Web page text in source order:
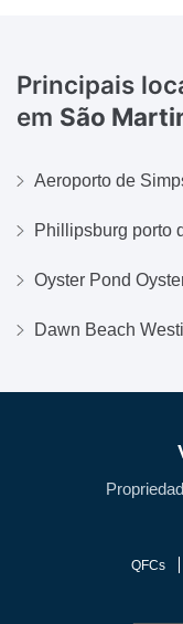
Principais
em São
Aeroporto de
Phillipsburg porto
Oyster Pond
Dawn Beach
QFCs